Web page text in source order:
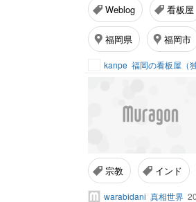
Weblog 看板屋
福岡県 福岡市
kanpe
宗教 インド
warabidani 真相世界